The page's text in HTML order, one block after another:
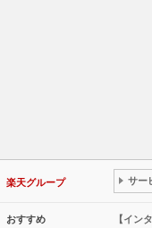
楽天グループ サー
おすすめ 【イン